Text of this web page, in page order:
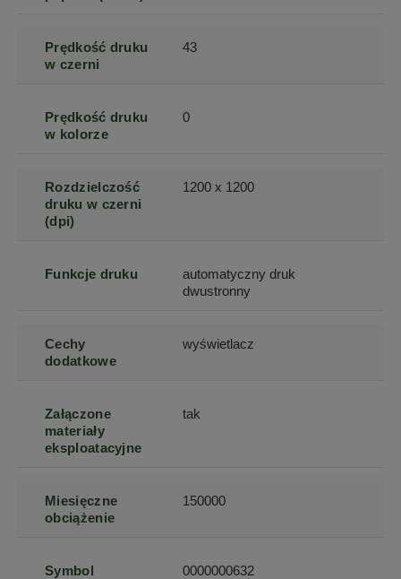
Prędkość druku
w czerni
43
Prędkość druku
w kolorze
0
Rozdzielczość
druku w czerni
(dpi)
1200 x 1200
Funkcje druku
automatyczny druk
dwustronny
Cechy
dodatkowe
wyświetlacz
Załączone
materiały
eksploatacyjne
tak
Miesięczne
obciążenie
150000
Symbol 0000000632